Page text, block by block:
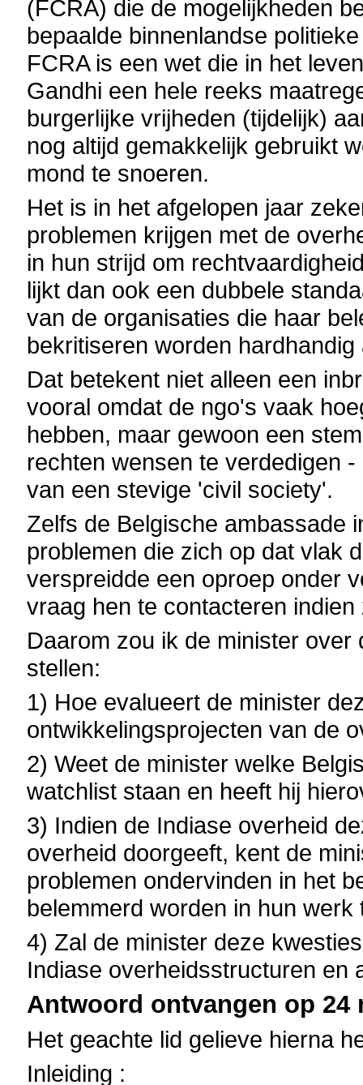
(FCRA) die de mogelijkheden
bepaalde binnenlandse
FCRA is een wet die in het
Gandhi een hele reeks
burgerlijke vrijheden (tijdelijk)
nog altijd gemakkelijk gebruikt
mond te snoeren.
Het is in het afgelopen jaar
problemen krijgen met de
in hun strijd om
lijkt dan ook een dubbele
van de organisaties die haar
bekritiseren worden
Dat betekent niet alleen een
vooral omdat de ngo's vaak
hebben, maar gewoon een
rechten wensen te verdedigen
van een stevige 'civil society'.
Zelfs de Belgische ambassade
problemen die zich op dat vlak
verspreidde een oproep onder
vraag hen te contacteren
Daarom zou ik de minister
stellen:
1) Hoe evalueert de minister
ontwikkelingsprojecten van de
2) Weet de minister welke
watchlist staan en heeft hij
3) Indien de Indiase overheid
overheid doorgeeft, kent de
problemen ondervinden in het
belemmerd worden in hun werk
4) Zal de minister deze
Indiase overheidsstructuren en
Antwoord ontvangen op 24
Het geachte lid gelieve hierna
Inleiding :